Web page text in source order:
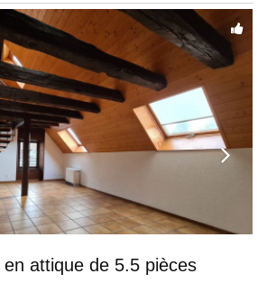
attique de 5.5 pièces